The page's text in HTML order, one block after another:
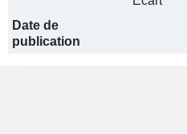
Date de
publication